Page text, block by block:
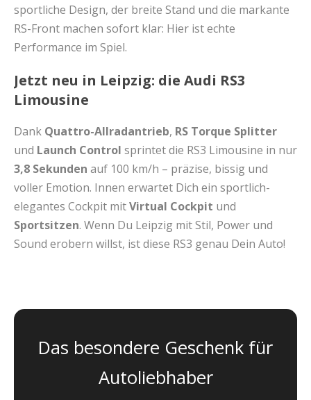
sportliche Design, der breite Stand und die markante
RS-Front machen sofort klar: Hier ist echte
Performance im Spiel.
Jetzt neu in Leipzig: die Audi RS3
Limousine
Dank Quattro-Allradantrieb, RS Torque Splitter
und Launch Control sprintet die RS3 Limousine in nur
3,8 Sekunden auf 100 km/h – präzise, bissig und
voller Emotion. Innen erwartet Dich ein sportlich-
elegantes Cockpit mitVirtual Cockpit und
Sportsitzen. Wenn Du Leipzig mit Stil, Power und
Sound erobern willst, ist diese RS3 genau Dein Auto!
Das besondere Geschenk für
Autoliebhaber